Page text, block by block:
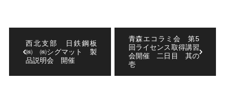
西北支部 日鉄鋼板
㈱ ㈱シグマット 製
品説明会 開催
青森エコラミ会 第5
回ライセンス取得講習
会開催 二日目 其の
壱